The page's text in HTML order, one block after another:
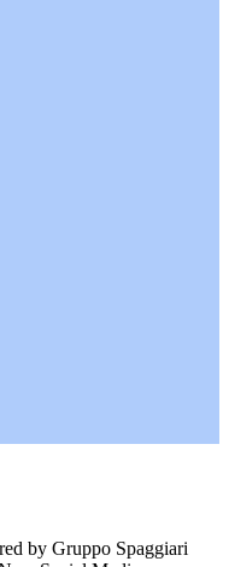
by Gruppo Spaggiari